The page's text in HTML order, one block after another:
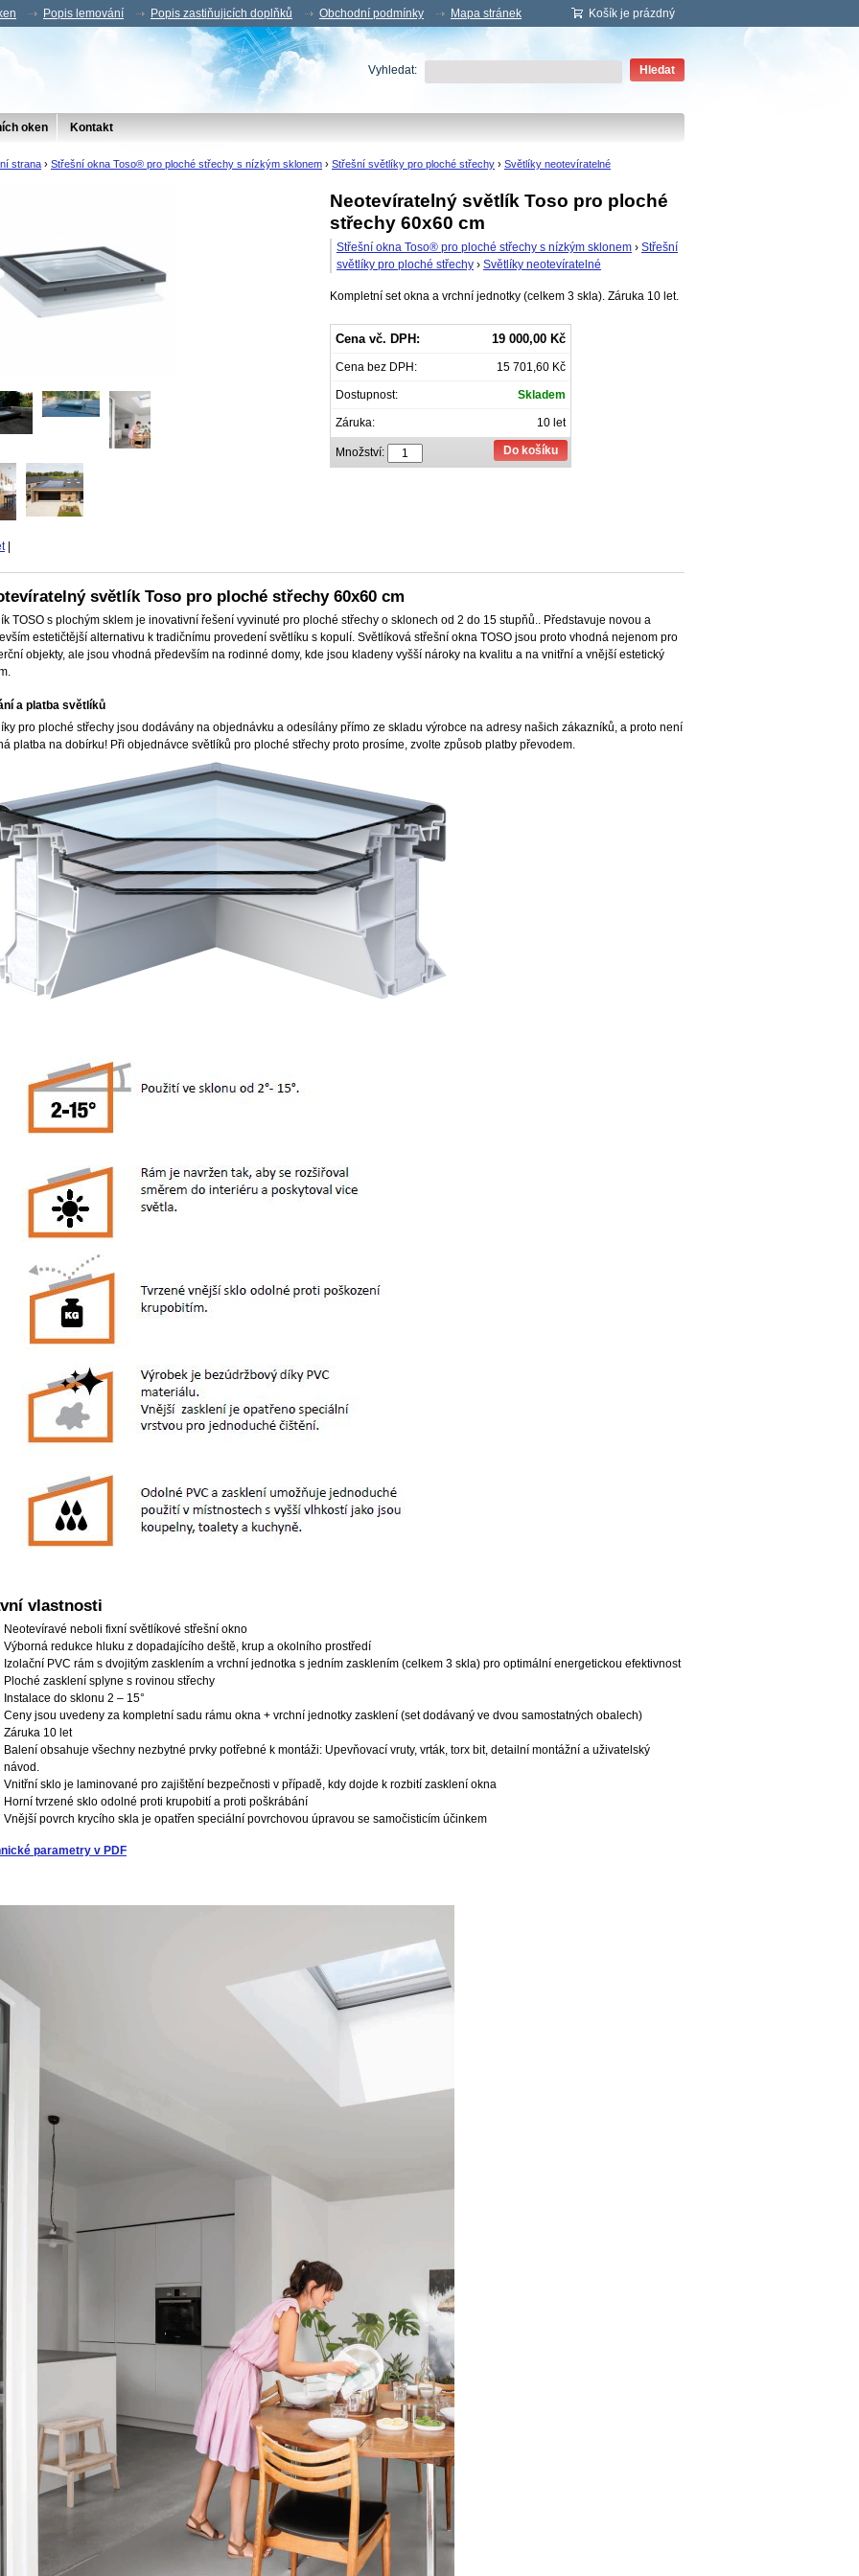
Košík je prázdný
Popis lemování Popis zastiňujicích doplňků Obchodní podmínky Mapa stránek
Vyhledat: Hledat
oken Kontakt
strana › Střešní okna Toso® pro ploché střechy s nízkým sklonem › Střešní světlíky pro ploché střechy › Světlíky neotevíratelné
Neotevíratelný světlík Toso pro ploché
střechy 60x60 cm
Střešní okna Toso® pro ploché střechy s nízkým sklonem › Střešní
světlíky pro ploché střechy › Světlíky neotevíratelné
Kompletní set okna a vrchní jednotky (celkem 3 skla). Záruka 10 let.
Cena vč. DPH: 19 000,00 Kč
Cena bez DPH: 15 701,60 Kč
Dostupnost: Skladem
Záruka: 10 let
Do košíku
Množství:
světlík Toso pro ploché střechy 60x60 cm
TOSO s plochým sklem je inovativní řešení vyvinuté pro ploché střechy o sklonech od 2 do 15 stupňů.. Představuje novou a
estetičtější alternativu k tradičnímu provedení světlíku s kopulí. Světlíková střešní okna TOSO jsou proto vhodná nejenom pro
objekty, ale jsou vhodná především na rodinné domy, kde jsou kladeny vyšší nároky na kvalitu a na vnitřní a vnější estetický
a platba světlíků
pro ploché střechy jsou dodávány na objednávku a odesílány přímo ze skladu výrobce na adresy našich zákazníků, a proto není
platba na dobírku! Při objednávce světlíků pro ploché střechy proto prosíme, zvolte způsob platby převodem.
vlastnosti
Neotevíravé neboli fixní světlíkové střešní okno
Výborná redukce hluku z dopadajícího deště, krup a okolního prostředí
Izolační PVC rám s dvojitým zasklením a vrchní jednotka s jedním zasklením (celkem 3 skla) pro optimální energetickou efektivnost
Ploché zasklení splyne s rovinou střechy
Instalace do sklonu 2 – 15°
Ceny jsou uvedeny za kompletní sadu rámu okna + vrchní jednotky zasklení (set dodávaný ve dvou samostatných obalech)
Záruka 10 let
Balení obsahuje všechny nezbytné prvky potřebné k montáži: Upevňovací vruty, vrták, torx bit, detailní montážní a uživatelský
návod.
Vnitřní sklo je laminované pro zajištění bezpečnosti v případě, kdy dojde k rozbití zasklení okna
Horní tvrzené sklo odolné proti krupobití a proti poškrábání
Vnější povrch krycího skla je opatřen speciální povrchovou úpravou se samočisticím účinkem
parametry v PDF